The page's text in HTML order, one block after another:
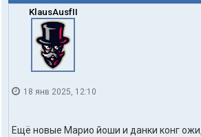
KlausAusfII
18 янв 2025, 12:10
Ещё новые Марио йоши и данки конг